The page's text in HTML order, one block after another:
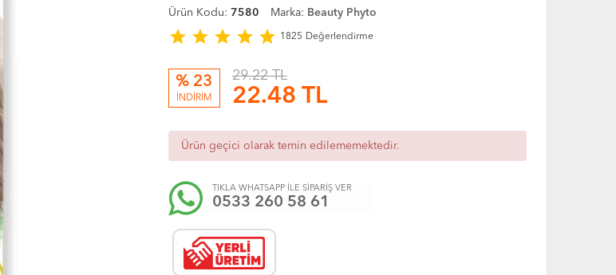
Ürün Kodu: 7580 Marka: Beauty Phyto
star star star star star 1825 Değerlendirme
% 23
İNDİRİM
29.22 TL
22.48 TL
Ürün geçici olarak temin edilememektedir.
TIKLA WHATSAPP İLE SİPARİŞ VER
0533 260 58 61